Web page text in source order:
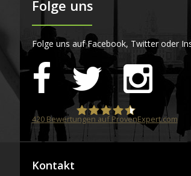
Folge uns
Folge uns auf Facebook, Twitter oder
STARTPLATZ
420Bewertungen auf ProvenExpert.com
Kontakt